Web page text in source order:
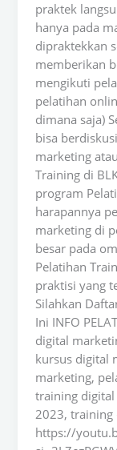
praktek
hanya pada
dipraktekkan
memberikan
mengikuti
pelatihan
dimana saja)
bisa
marketing
Training di
program
harapannya
marketing di
besar pada
Pelatihan
praktisi yang
Silahkan
Ini INFO
digital
kursus digital
marketing,
training
2023, training
https://